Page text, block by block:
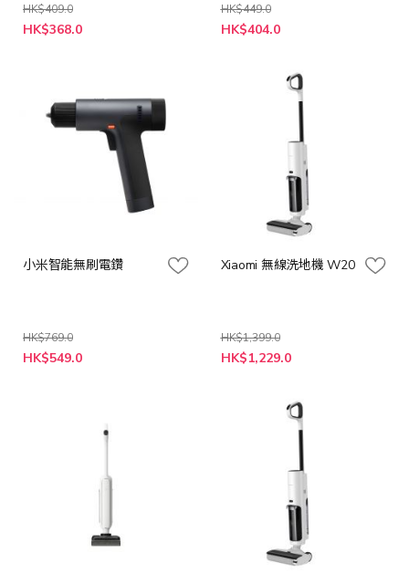
HK$409.0
特
殊
HK$368.0
HK$449.0
特
殊
HK$404.0
小米智能無刷電鑽
HK$769.0
特
殊
HK$549.0
Xiaomi 無線洗地機 W20
HK$1,399.0
特
殊
HK$1,229.0